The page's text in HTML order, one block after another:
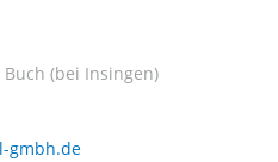
Buch (bei Insingen)